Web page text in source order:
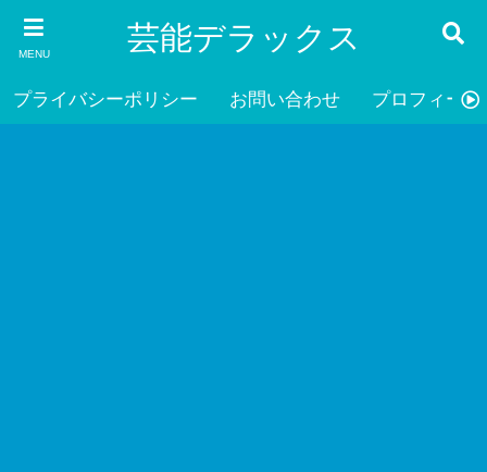
MENU 芸能デラックス
プライバシーポリシー お問い合わせ プロフィール